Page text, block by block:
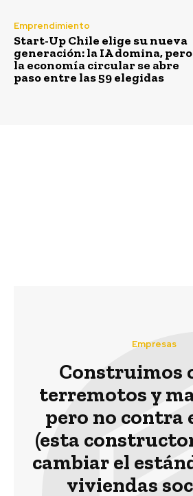
Emprendimiento
Start-Up Chile elige su nueva
generación: la IA domina, pero
la economía circular se abre
paso entre las 59 elegidas